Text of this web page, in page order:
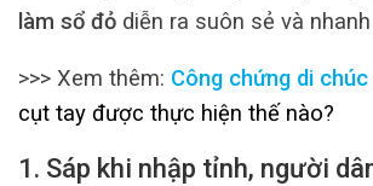
làm sổ đỏ diễn ra suôn sẻ và
>>> Xem thêm: Công chứng di chúc
cụt tay được thực hiện thế nào?
1. Sáp khi nhập tỉnh, người